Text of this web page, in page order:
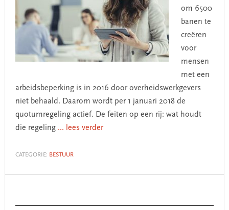
om 6500
banen te
creëren
voor
mensen
met een
arbeidsbeperking is in 2016 door overheidswerkgevers
niet behaald. Daarom wordt per 1 januari 2018 de
quotumregeling actief. De feiten op een rij: wat houdt
die regeling ... lees verder
CATEGORIE: BESTUUR
Sidebar